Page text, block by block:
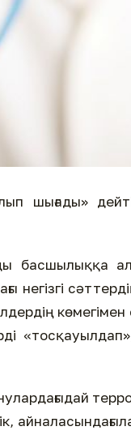
шығады»
басшылыққа
негізгі